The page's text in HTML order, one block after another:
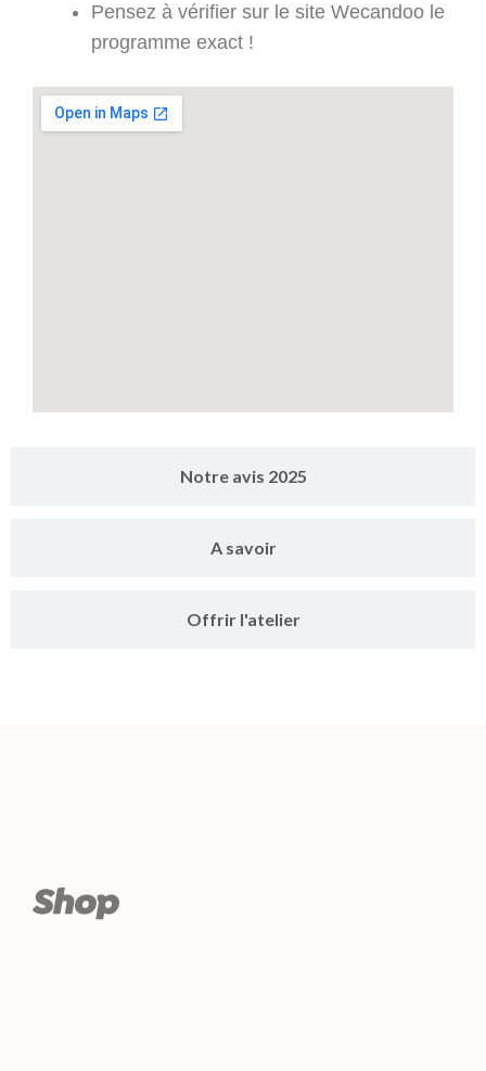
Notre avis 2025
A savoir
Offrir l'atelier
Pensez à vérifier sur le site Wecandoo le
programme exact !